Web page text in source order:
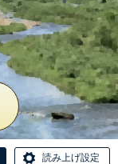
読み上げ設定